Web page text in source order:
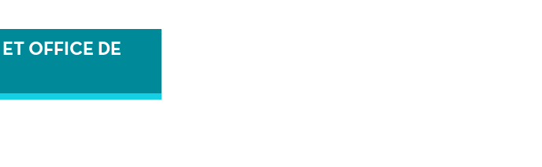
OFFICE DE